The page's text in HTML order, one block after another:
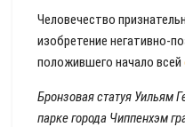
Человечество
изобретение негативно-
положившего начало всей
Бронзовая статуя Уильям
парке города Чиппенхэм